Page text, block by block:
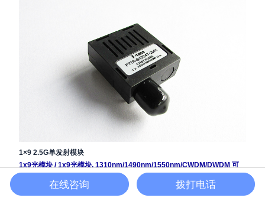
1×9 2.5G单发射模块
1x9光模块/1x9光模块, 1310nm/1490nm/1550nm/CWDM/DWDM 可
选,2.5G
产品简介1×9 2.5G双纤光 […]
在线咨询 拨打电话